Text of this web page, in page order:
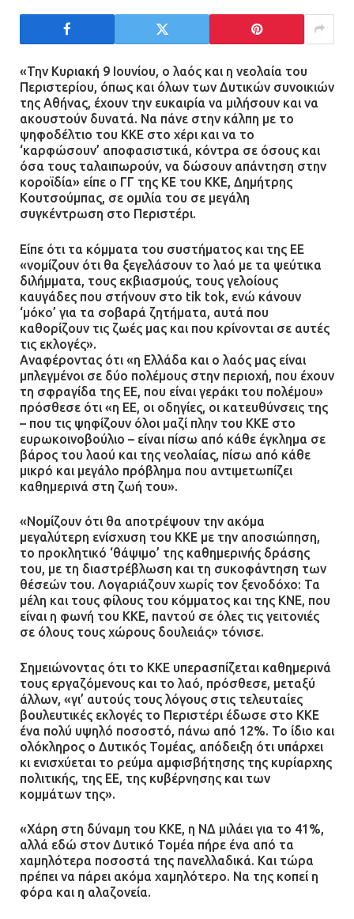
αστυνομικοί για τους
πυροβολισμούς κατά του 20χρονου
με αναπηρία
11.07.2026 | 22:59
Ένα πουλί «υπεύθυνο» για την
πρωινή διακοπή ρεύματος στη
Μάνδρα
Φωτιά σε επιχείρηση στον
Ασπρόπυργο – Ήχησε το 112
09.07.2026 | 09:19
Δίωξη για απόπειρα
ανθρωποκτονίας στους δύο
αστυνομικούς
08.07.2026 | 22:30
Ομαδικός βιασμός 19χρονης στο
πρότεινε την αθώωση των
αστυνομικών
08.07.2026 | 16:24
Ο δήμαρχος Μάνδρας δώρισε όλους
τους μισθούς του 2025 στο Θριάσιο
για μηχάνημα καρδιολογικών
08.07.2026 | 15:02
ΔΗΜΟΣ ΜΑΝΔΡΑΣ ΕΙΔΥΛΛΙΑΣ: Δύο
νέα πολυδύναμα οχήματα 4×4
ενισχύουν την Πολιτική Προστασία
08.07.2026 | 09:40
Ομάδα ατόμων επιτέθηκε με
ρόπαλα και μαχαίρια σε δύο
ανήλικους
08.07.2026 | 09:38
«Την Κυριακή 9 Ιουνίου, ο λαός και η νεολαία του
Περιστερίου, όπως και όλων των Δυτικών συνοικιών
της Αθήνας, έχουν την ευκαιρία να μιλήσουν και να
ακουστούν δυνατά. Να πάνε στην κάλπη με το
ψηφοδέλτιο του ΚΚΕ στο χέρι και να το
‘καρφώσουν’ αποφασιστικά, κόντρα σε όσους και
όσα τους ταλαιπωρούν, να δώσουν απάντηση στην
κοροϊδία» είπε ο ΓΓ της ΚΕ του ΚΚΕ, Δημήτρης
Κουτσούμπας, σε ομιλία του σε μεγάλη
συγκέντρωση στο Περιστέρι.
Είπε ότι τα κόμματα του συστήματος και της ΕΕ
«νομίζουν ότι θα ξεγελάσουν το λαό με τα ψεύτικα
διλήμματα, τους εκβιασμούς, τους γελοίους
καυγάδες που στήνουν στο tik tok, ενώ κάνουν
‘μόκο’ για τα σοβαρά ζητήματα, αυτά που
καθορίζουν τις ζωές μας και που κρίνονται σε αυτές
τις εκλογές».
Αναφέροντας ότι «η Ελλάδα και ο λαός μας είναι
μπλεγμένοι σε δύο πολέμους στην περιοχή, που έχουν
τη σφραγίδα της ΕΕ, που είναι γεράκι του πολέμου»
πρόσθεσε ότι «η ΕΕ, οι οδηγίες, οι κατευθύνσεις της
– που τις ψηφίζουν όλοι μαζί πλην του ΚΚΕ στο
ευρωκοινοβούλιο – είναι πίσω από κάθε έγκλημα σε
βάρος του λαού και της νεολαίας, πίσω από κάθε
μικρό και μεγάλο πρόβλημα που αντιμετωπίζει
καθημερινά στη ζωή του».
«Νομίζουν ότι θα αποτρέψουν την ακόμα
μεγαλύτερη ενίσχυση του ΚΚΕ με την αποσιώπηση,
το προκλητικό ‘θάψιμο’ της καθημερινής δράσης
του, με τη διαστρέβλωση και τη συκοφάντηση των
θέσεών του. Λογαριάζουν χωρίς τον ξενοδόχο: Τα
μέλη και τους φίλους του κόμματος και της ΚΝΕ, που
είναι η φωνή του ΚΚΕ, παντού σε όλες τις γειτονιές
σε όλους τους χώρους δουλειάς» τόνισε.
Σημειώνοντας ότι το ΚΚΕ υπερασπίζεται καθημερινά
τους εργαζόμενους και το λαό, πρόσθεσε, μεταξύ
άλλων, «γι’ αυτούς τους λόγους στις τελευταίες
βουλευτικές εκλογές το Περιστέρι έδωσε στο ΚΚΕ
ένα πολύ υψηλό ποσοστό, πάνω από 12%. Το ίδιο και
ολόκληρος ο Δυτικός Τομέας, απόδειξη ότι υπάρχει
κι ενισχύεται το ρεύμα αμφισβήτησης της κυρίαρχης
πολιτικής, της ΕΕ, της κυβέρνησης και των
κομμάτων της».
«Χάρη στη δύναμη του ΚΚΕ, η ΝΔ μιλάει για το 41%,
αλλά εδώ στον Δυτικό Τομέα πήρε ένα από τα
χαμηλότερα ποσοστά της πανελλαδικά. Και τώρα
πρέπει να πάρει ακόμα χαμηλότερο. Να της κοπεί η
φόρα και η αλαζονεία.